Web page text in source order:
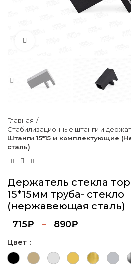
Главная
Стабилизационные штанги и
Штанги 15*15 и комплектующие
сталь)
Держатель стекла
15*15мм труба- стекло
(нержавеющая сталь)
715₽ – 890₽
Цвет